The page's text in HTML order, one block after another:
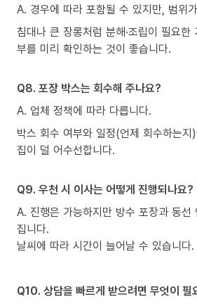
A. 경우에 따라 포함될 수 있지만, 범위
침대나 큰 장롱처럼 분해·조립이 필요한
부를 미리 확인하는 것이 좋습니다.
Q8. 포장 박스는 회수해 주나요?
A. 업체 정책에 따라 다릅니다.
박스 회수 여부와 일정(언제 회수하는
집이 덜 어수선합니다.
Q9. 우천 시 이사는 어떻게 진행되나요?
A. 진행은 가능하지만 방수 포장과 동선
집니다.
날씨에 따라 시간이 늘어날 수 있습니다.
Q10. 상담을 빠르게 받으려면 무엇이 필